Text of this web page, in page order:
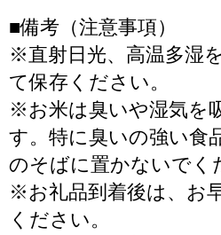
■備考（注意事項）
※直射日光、高温多湿
て保存ください。
※お米は臭いや湿気を
す。特に臭いの強い食
のそばに置かないでく
※お礼品到着後は、お
ください。